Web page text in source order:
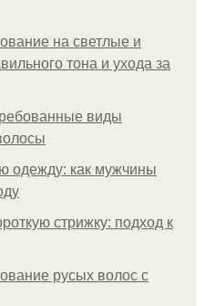
на светлые и
тона и ухода за
виды
одежду: как мужчины
стрижку: подход к
русых волос с